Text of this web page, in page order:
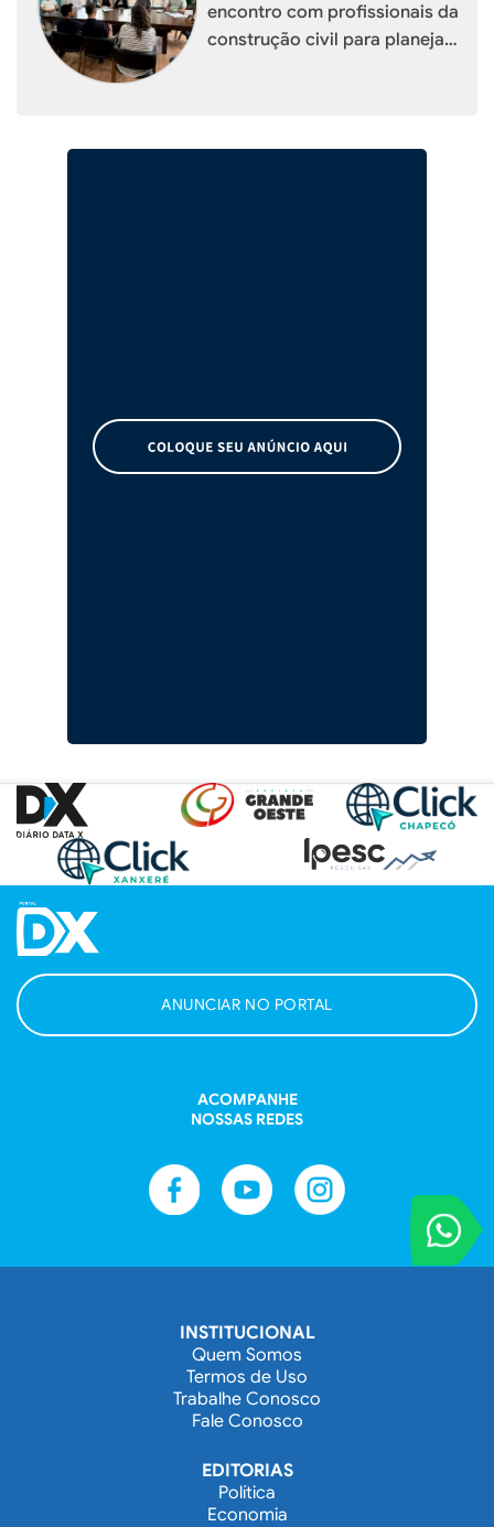
encontro com profissionais da
construção civil para planejar
VOCÊ
Entre em
ANUNCIAR NO PORTAL
ACOMPANHE
NOSSAS REDES
INSTITUCIONAL
Quem Somos
Termos de Uso
Trabalhe Conosco
Fale Conosco
EDITORIAS
Política
Economia